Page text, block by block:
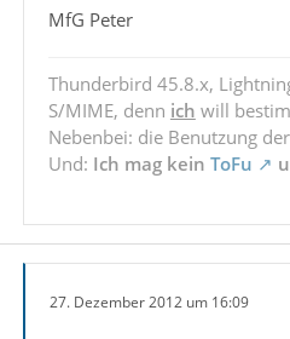
MfG Peter
Thunderbird 45.8.x,
S/MIME, denn ich will
Nebenbei: die Benutzung der
Und: Ich mag kein ToFu
27. Dezember 2012 um 16:09